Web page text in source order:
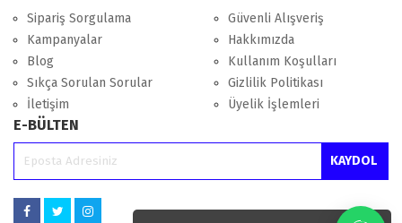
Sipariş Sorgulama
Kampanyalar
Blog
Sıkça Sorulan Sorular
İletişim
Güvenli Alışveriş
Hakkımızda
Kullanım Koşulları
Gizlilik Politikası
Üyelik İşlemleri
E-BÜLTEN